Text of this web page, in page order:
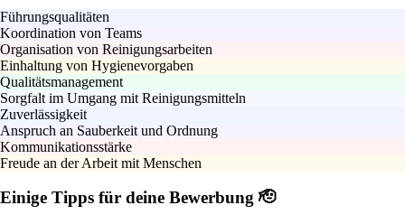
Führungsqualitäten
Koordination von Teams
Organisation von Reinigungsarbeiten
Einhaltung von Hygienevorgaben
Qualitätsmanagement
Sorgfalt im Umgang mit Reinigungsmitteln
Zuverlässigkeit
Anspruch an Sauberkeit und Ordnung
Kommunikationsstärke
Freude an der Arbeit mit Menschen
Einige Tipps für deine Bewerbung 🫡